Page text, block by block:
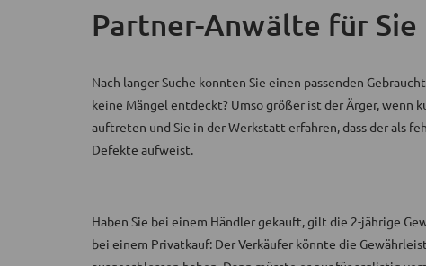
Partner-Anwälte für Sie
Nach langer Suche konnten Sie einen passenden
keine Mängel entdeckt? Umso größer ist der Ärger, wenn
auftreten und Sie in der Werkstatt erfahren, dass der als
Defekte aufweist.
Haben Sie bei einem Händler gekauft, gilt die 2-jährige
bei einem Privatkauf: Der Verkäufer könnte die